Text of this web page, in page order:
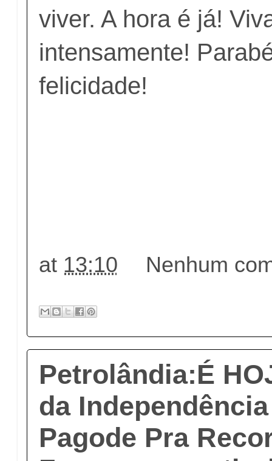
viver. A hora é já!
intensamente!
felicidade!
at 13:10 Nenhum
Petrolândia:É
da
Pagode Pra